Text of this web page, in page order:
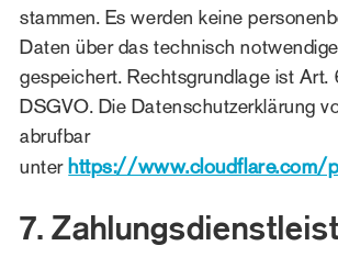
stammen. Es werden keine
Daten über das technisch
gespeichert. Rechtsgrundlage ist Art.
DSGVO. Die Datenschutzerklärung
abrufbar
unter https://www.cloudflare.com/
7.